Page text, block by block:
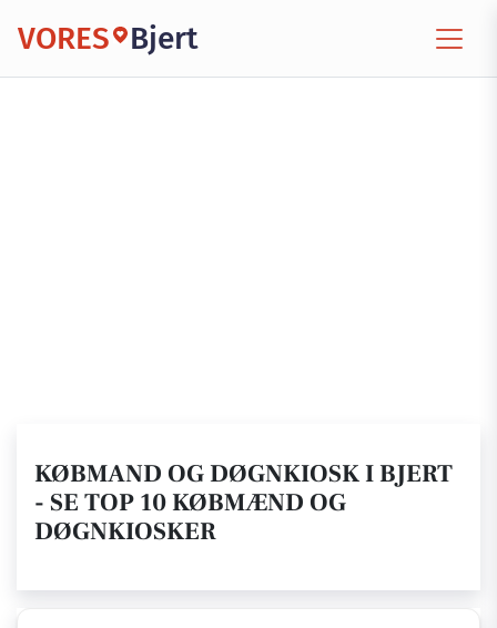
VORES Bjert
KØBMAND OG DØGNKIOSK I BJERT
- SE TOP 10 KØBMÆND OG
DØGNKIOSKER